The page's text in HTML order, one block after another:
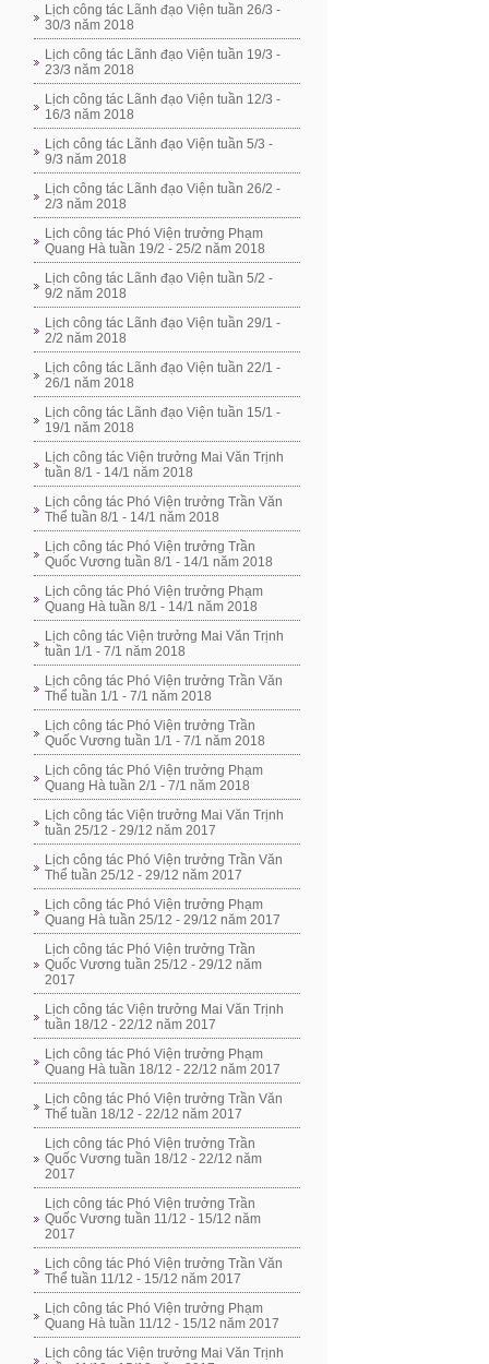
Lịch công tác Lãnh đạo Viện tuần 26/3 -
30/3 năm 2018
Lịch công tác Lãnh đạo Viện tuần 19/3 -
23/3 năm 2018
Lịch công tác Lãnh đạo Viện tuần 12/3 -
16/3 năm 2018
Lịch công tác Lãnh đạo Viện tuần 5/3 -
9/3 năm 2018
Lịch công tác Lãnh đạo Viện tuần 26/2 -
2/3 năm 2018
Lịch công tác Phó Viện trưởng Phạm
Quang Hà tuần 19/2 - 25/2 năm 2018
Lịch công tác Lãnh đạo Viện tuần 5/2 -
9/2 năm 2018
Lịch công tác Lãnh đạo Viện tuần 29/1 -
2/2 năm 2018
Lịch công tác Lãnh đạo Viện tuần 22/1 -
26/1 năm 2018
Lịch công tác Lãnh đạo Viện tuần 15/1 -
19/1 năm 2018
Lịch công tác Viện trưởng Mai Văn Trịnh
tuần 8/1 - 14/1 năm 2018
Lịch công tác Phó Viện trưởng Trần Văn
Thể tuần 8/1 - 14/1 năm 2018
Lịch công tác Phó Viện trưởng Trần
Quốc Vương tuần 8/1 - 14/1 năm 2018
Lịch công tác Phó Viện trưởng Phạm
Quang Hà tuần 8/1 - 14/1 năm 2018
Lịch công tác Viện trưởng Mai Văn Trịnh
tuần 1/1 - 7/1 năm 2018
Lịch công tác Phó Viện trưởng Trần Văn
Thể tuần 1/1 - 7/1 năm 2018
Lịch công tác Phó Viện trưởng Trần
Quốc Vương tuần 1/1 - 7/1 năm 2018
Lịch công tác Phó Viện trưởng Phạm
Quang Hà tuần 2/1 - 7/1 năm 2018
Lịch công tác Viện trưởng Mai Văn Trịnh
tuần 25/12 - 29/12 năm 2017
Lịch công tác Phó Viện trưởng Trần Văn
Thể tuần 25/12 - 29/12 năm 2017
Lịch công tác Phó Viện trưởng Phạm
Quang Hà tuần 25/12 - 29/12 năm 2017
Lịch công tác Phó Viện trưởng Trần
Quốc Vương tuần 25/12 - 29/12 năm
2017
Lịch công tác Viện trưởng Mai Văn Trịnh
tuần 18/12 - 22/12 năm 2017
Lịch công tác Phó Viện trưởng Phạm
Quang Hà tuần 18/12 - 22/12 năm 2017
Lịch công tác Phó Viện trưởng Trần Văn
Thể tuần 18/12 - 22/12 năm 2017
Lịch công tác Phó Viện trưởng Trần
Quốc Vương tuần 18/12 - 22/12 năm
2017
Lịch công tác Phó Viện trưởng Trần
Quốc Vương tuần 11/12 - 15/12 năm
2017
Lịch công tác Phó Viện trưởng Trần Văn
Thể tuần 11/12 - 15/12 năm 2017
Lịch công tác Phó Viện trưởng Phạm
Quang Hà tuần 11/12 - 15/12 năm 2017
Lịch công tác Viện trưởng Mai Văn Trịnh